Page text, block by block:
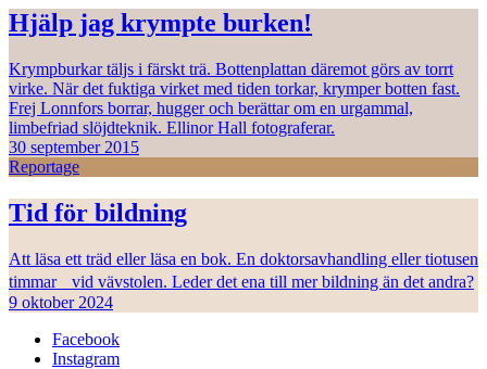
Hjälp jag krympte burken!
Krympburkar täljs i färskt trä. Bottenplattan däremot görs av torrt
virke. När det fuktiga virket med tiden torkar, krymper botten fast.
Frej Lonnfors borrar, hugger och berättar om en urgammal,
limbefriad slöjdteknik. Ellinor Hall fotograferar.
30 september 2015
Reportage
Tid för bildning
Att läsa ett träd eller läsa en bok. En doktorsavhandling eller tiotusen
timmar vid vävstolen. Leder det ena till mer bildning än det andra?
9 oktober 2024
Facebook
Instagram